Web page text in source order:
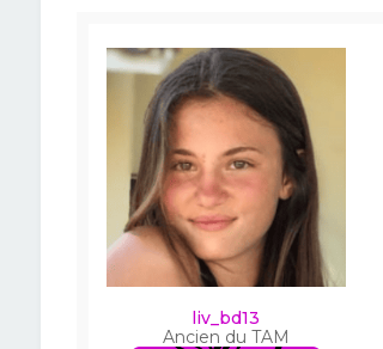
liv_bd13
Ancien du TAM